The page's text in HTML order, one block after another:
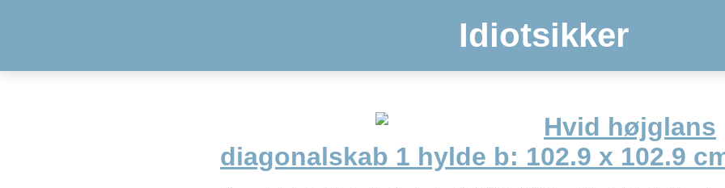
Idiotsikker
Hvid højglans
diagonalskab 1 hylde b: 102.9 x 102.9